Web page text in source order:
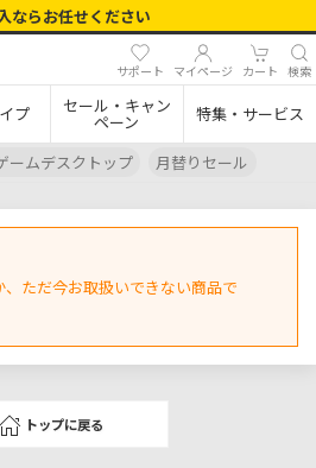
ならお任せください
サポート マイページ カート 検索
プ セール・キャン
ペーン 特集・サービス
ームデスクトップ 月替りセール
ただ今お取扱いできない商品で
トップに戻る